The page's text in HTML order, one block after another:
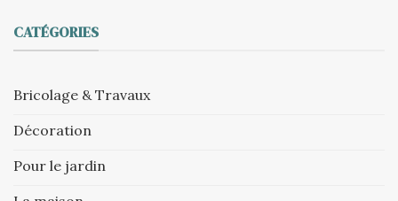
CATÉGORIES
Bricolage & Travaux
Décoration
Pour le jardin